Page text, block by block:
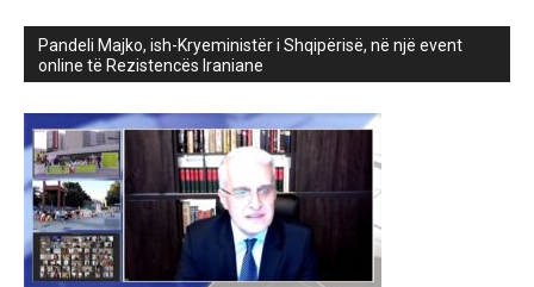
Pandeli Majko, ish-Kryeministër i Shqipërisë, në një event
online të Rezistencës Iraniane